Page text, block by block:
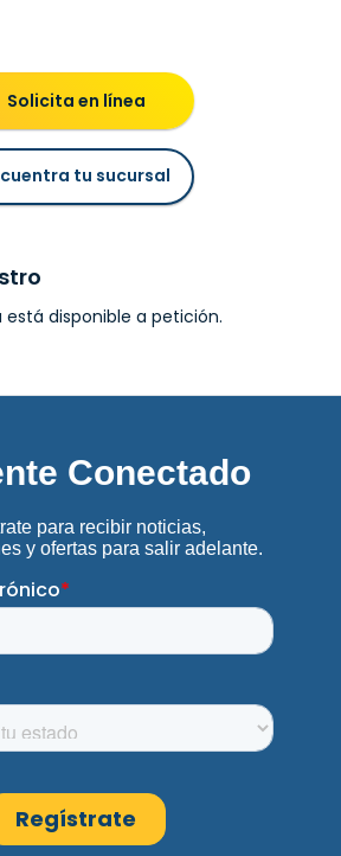
Solicita en línea
tu sucursal
está disponible a petición.